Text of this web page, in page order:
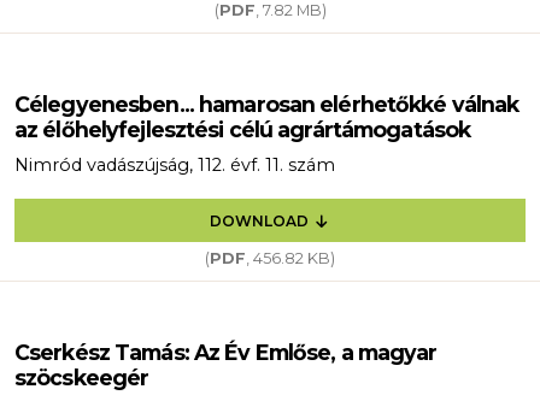
(PDF, 7.82 MB)
Célegyenesben... hamarosan elérhetőkké válnak
az élőhelyfejlesztési célú agrártámogatások
Nimród vadászújság, 112. évf. 11. szám
DOWNLOAD
(PDF, 456.82 KB)
Cserkész Tamás: Az Év Emlőse, a magyar
szöcskeegér